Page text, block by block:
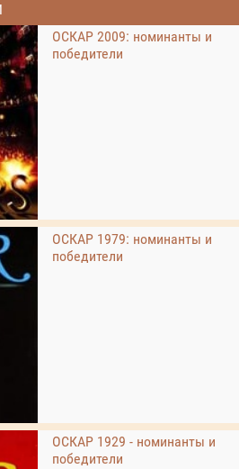
ОСКАР 2009: номинанты и
победители
ОСКАР 1979: номинанты и
победители
ОСКАР 1929 - номинанты и
победители